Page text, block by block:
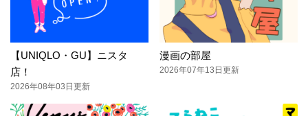
【UNIQLO・GU】ニスタ
店！
2026年08年03日更新
漫画の部屋
2026年07年13日更新